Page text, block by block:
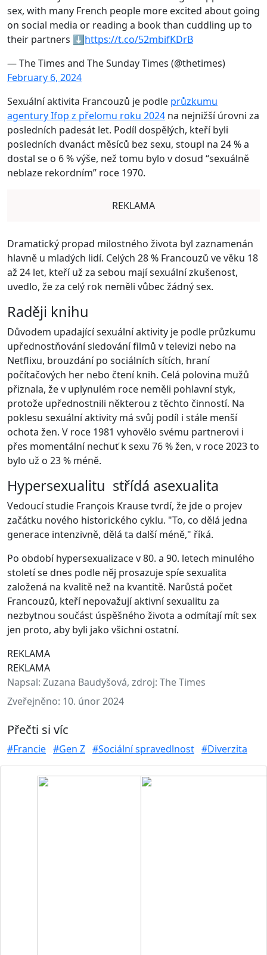
sex, with many French people more excited about going
on social media or reading a book than cuddling up to
their partners ⬇️https://t.co/52mbifKDrB
— The Times and The Sunday Times (@thetimes)
February 6, 2024
Sexuální aktivita Francouzů je podle průzkumu
agentury Ifop z přelomu roku 2024 na nejnižší úrovni za
posledních padesát let. Podíl dospělých, kteří byli
posledních dvanáct měsíců bez sexu, stoupl na 24 % a
dostal se o 6 % výše, než tomu bylo v dosud “sexuálně
neblaze rekordním” roce 1970.
REKLAMA
Dramatický propad milostného života byl zaznamenán
hlavně u mladých lidí. Celých 28 % Francouzů ve věku 18
až 24 let, kteří už za sebou mají sexuální zkušenost,
uvedlo, že za celý rok neměli vůbec žádný sex.
Raději knihu
Důvodem upadající sexuální aktivity je podle průzkumu
upřednostňování sledování filmů v televizi nebo na
Netflixu, brouzdání po sociálních sítích, hraní
počítačových her nebo čtení knih. Celá polovina mužů
přiznala, že v uplynulém roce neměli pohlavní styk,
protože upřednostnili některou z těchto činností. Na
poklesu sexuální aktivity má svůj podíl i stále menší
ochota žen. V roce 1981 vyhovělo svému partnerovi i
přes momentální nechuť k sexu 76 % žen, v roce 2023 to
bylo už o 23 % méně.
Hypersexualitu střídá asexualita
Vedoucí studie François Krause tvrdí, že jde o projev
začátku nového historického cyklu. "To, co dělá jedna
generace intenzivně, dělá ta další méně," říká.
Po období hypersexualizace v 80. a 90. letech minulého
století se dnes podle něj prosazuje spíe sexualita
založená na kvalitě než na kvantitě. Narůstá počet
Francouzů, kteří nepovažují aktivní sexualitu za
nezbytnou součást úspěšného života a odmítají mít sex
jen proto, aby byli jako všichni ostatní.
REKLAMA
REKLAMA
Napsal: Zuzana Baudyšová, zdroj: The Times
Zveřejněno: 10. únor 2024
Přečti si víc
#Francie #Gen Z #Sociální spravedlnost #Diverzita